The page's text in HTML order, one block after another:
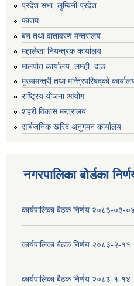
प्रदेश सभा, लुम्बिनी प्रदेश
फाराम
बन तथा वातावरण मन्त्रालय
महालेखा नियन्त्रक कार्यालय
मालपोत कार्यालय, लमही, दाङ
मुख्यमन्त्री तथा मन्त्रिपरिषद्को
राष्ट्रिय योजना आयोग
शहरी विकास मन्त्रालय
सार्बजनिक खरिद अनुगमन कार्यालय
नगरपालिका बोर्डका
कार्यपालिका बैठक निर्णय २०८३-०३-०४
कार्यपालिका बैठक निर्णय २०८३-२-११
कार्यपालिका बैठक निर्णय २०८३-१-१४